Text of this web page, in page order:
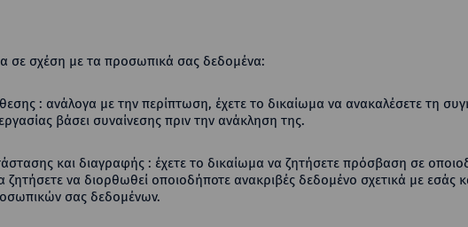
σε σχέση με τα προσωπικά σας δεδομένα:
: ανάλογα με την περίπτωση, έχετε το δικαίωμα να ανακαλέσετε τη
βάσει συναίνεσης πριν την ανάκληση της.
και διαγραφής : έχετε το δικαίωμα να ζητήσετε πρόσβαση σε
ζητήσετε να διορθωθεί οποιοδήποτε ανακριβές δεδομένο σχετικά με εσάς
σας δεδομένων.